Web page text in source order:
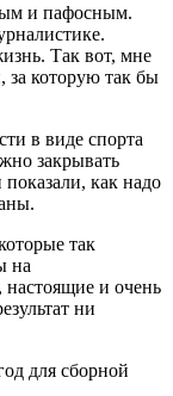
и пафосным.
Так вот, мне
за которую так бы
в виде спорта
закрывать
как надо
так
на
и очень
ни
для сборной